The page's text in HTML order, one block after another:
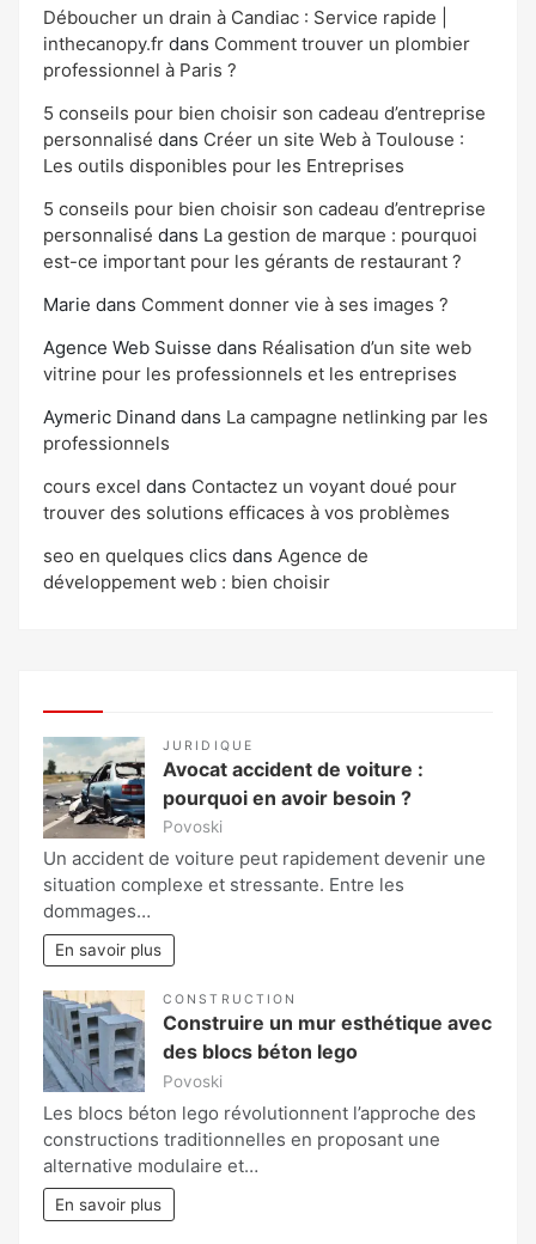
Déboucher un drain à Candiac : Service rapide |
inthecanopy.fr dans Comment trouver un plombier
professionnel à Paris ?
5 conseils pour bien choisir son cadeau d’entreprise
personnalisé dans Créer un site Web à Toulouse :
Les outils disponibles pour les Entreprises
5 conseils pour bien choisir son cadeau d’entreprise
personnalisé dans La gestion de marque : pourquoi
est-ce important pour les gérants de restaurant ?
Marie dans Comment donner vie à ses images ?
Agence Web Suisse dans Réalisation d’un site web
vitrine pour les professionnels et les entreprises
Aymeric Dinand dans La campagne netlinking par les
professionnels
cours excel dans Contactez un voyant doué pour
trouver des solutions efficaces à vos problèmes
seo en quelques clics dans Agence de
développement web : bien choisir
JURIDIQUE
Avocat accident de voiture :
pourquoi en avoir besoin ?
Povoski
Un accident de voiture peut rapidement devenir une
situation complexe et stressante. Entre les
dommages…
En savoir plus
CONSTRUCTION
Construire un mur esthétique avec
des blocs béton lego
Povoski
Les blocs béton lego révolutionnent l’approche des
constructions traditionnelles en proposant une
alternative modulaire et…
En savoir plus